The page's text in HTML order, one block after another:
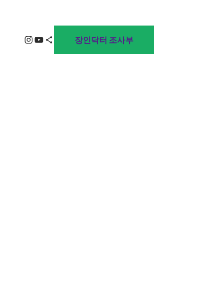
Instagram
YouTube
Share Icon 장인닥터 조사부